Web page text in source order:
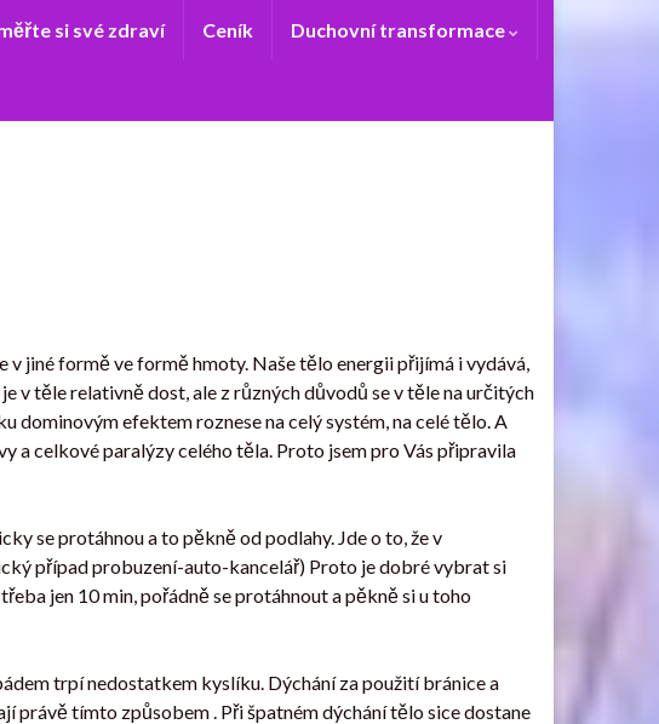
si své zdraví Ceník Duchovní transformace
v jiné formě ve formě hmoty. Naše tělo energii přijímá i vydává,
v těle relativně dost, ale z různých důvodů se v těle na určitých
dominovým efektem roznese na celý systém, na celé tělo. A
a celkové paralýzy celého těla. Proto jsem pro Vás připravila
se protáhnou a to pěkně od podlahy. Jde o to, že v
případ probuzení-auto-kancelář) Proto je dobré vybrat si
jen 10 min, pořádně se protáhnout a pěkně si u toho
trpí nedostatkem kyslíku. Dýchání za použití bránice a
právě tímto způsobem . Při špatném dýchání tělo sice dostane